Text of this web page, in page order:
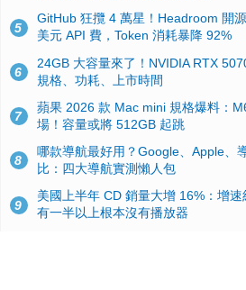
5
GitHub 狂攬 4 萬星！Headroom 開
美元 API 費，Token 消耗暴降 92%
6
24GB 大容量來了！NVIDIA RTX
規格、功耗、上市時間
7
蘋果 2026 款 Mac mini 規格爆料：
場！容量或將 512GB 起跳
8
哪款導航最好用？Google、Apple、
比：四大導航實測懶人包
9
美國上半年 CD 銷量大增 16%：增
有一半以上根本沒有播放器